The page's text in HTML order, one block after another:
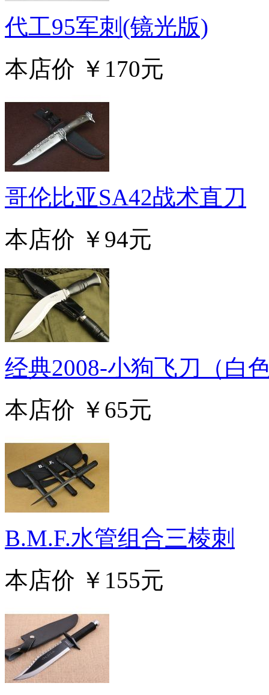
代工95军刺(镜光版)
本店价 ￥170元
哥伦比亚SA42战术直刀
本店价 ￥94元
经典2008-小狗飞刀（白
本店价 ￥65元
B.M.F.水管组合三棱刺
本店价 ￥155元